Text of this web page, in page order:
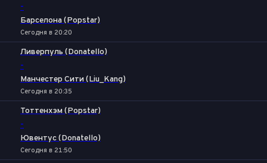
-
Барселона (Popstar)
Сегодня в 20:20
Ливерпуль (Donatello)
-
Манчестер Сити (Liu_Kang)
Сегодня в 20:35
Тоттенхэм (Popstar)
-
Ювентус (Donatello)
Сегодня в 21:50